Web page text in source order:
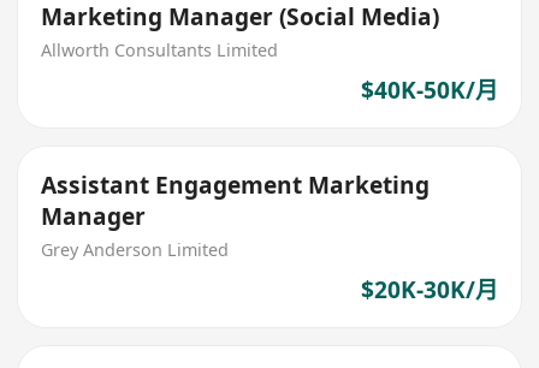
Marketing Manager (Social Media)
Allworth Consultants Limited
$40K-50K/月
Assistant Engagement Marketing
Manager
Grey Anderson Limited
$20K-30K/月